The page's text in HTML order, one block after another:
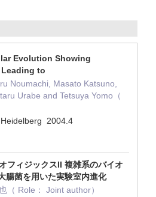
Evolution Showing
to
Noumachi, Masato Katsuno,
Urabe and Tetsuya Yomo（
2004.4
フィジックスII 複雑系のバイオ
菌を用いた実験室内進化
Role： Joint author）